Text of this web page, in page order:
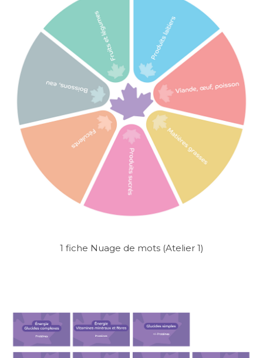
1 fiche Nuage de mots (Atelier 1)